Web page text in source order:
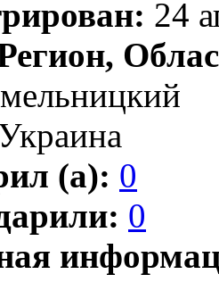
24
(а): 0
0